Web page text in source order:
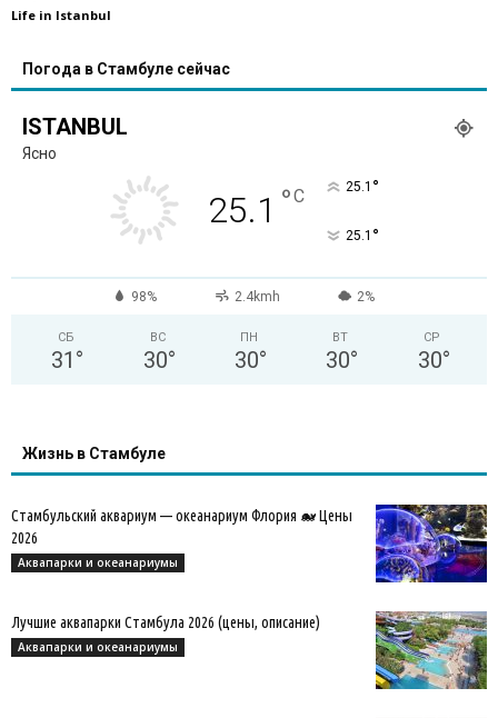
Life in Istanbul
Погода в Стамбуле сейчас
ISTANBUL
Ясно
25.1 °C 25.1 °
25.1 °
98% 2.4kmh 2%
СБ
31 °
ВС
30°
ПН
30°
ВТ
30°
СР
30°
Жизнь в Стамбуле
Стамбульский аквариум — океанариум Флория 🐋 Цены
2026
Аквапарки и океанариумы
Лучшие аквапарки Стамбула 2026 (цены, описание)
Аквапарки и океанариумы